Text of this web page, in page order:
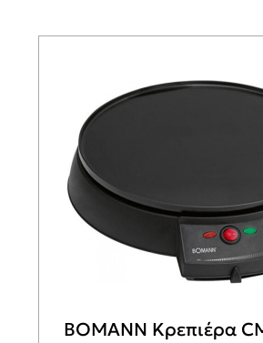
BOMANN Κρεπιέρα